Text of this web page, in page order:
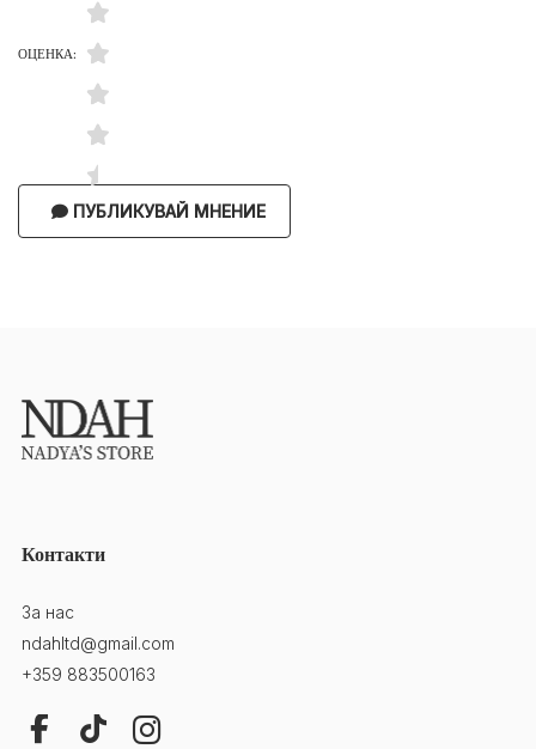
ОЦЕНКА:
ПУБЛИКУВАЙ МНЕНИЕ
Контакти
За нас
ndahltd@gmail.com
+359 883500163